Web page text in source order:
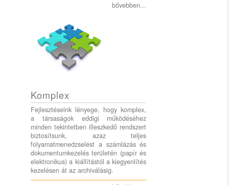
bővebben...
Komplex
Fejlesztéseink lényege, hogy komplex,
a társaságok eddigi működéséhez
minden tekintetben illeszkedő rendszert
biztosítsunk, azaz teljes
folyamatmenedzselést a számlázás és
dokumentumkezelés területén (papír és
elektronikus) a kiállítástól a kiegyenlítés
kezelésen át az archiválásig.